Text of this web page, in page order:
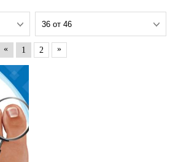
« 1 2 »